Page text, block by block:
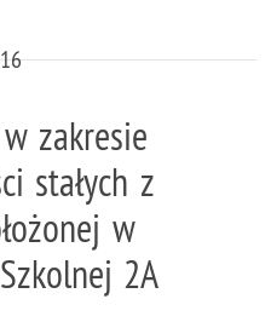
zakresie
stałych z
w
2A